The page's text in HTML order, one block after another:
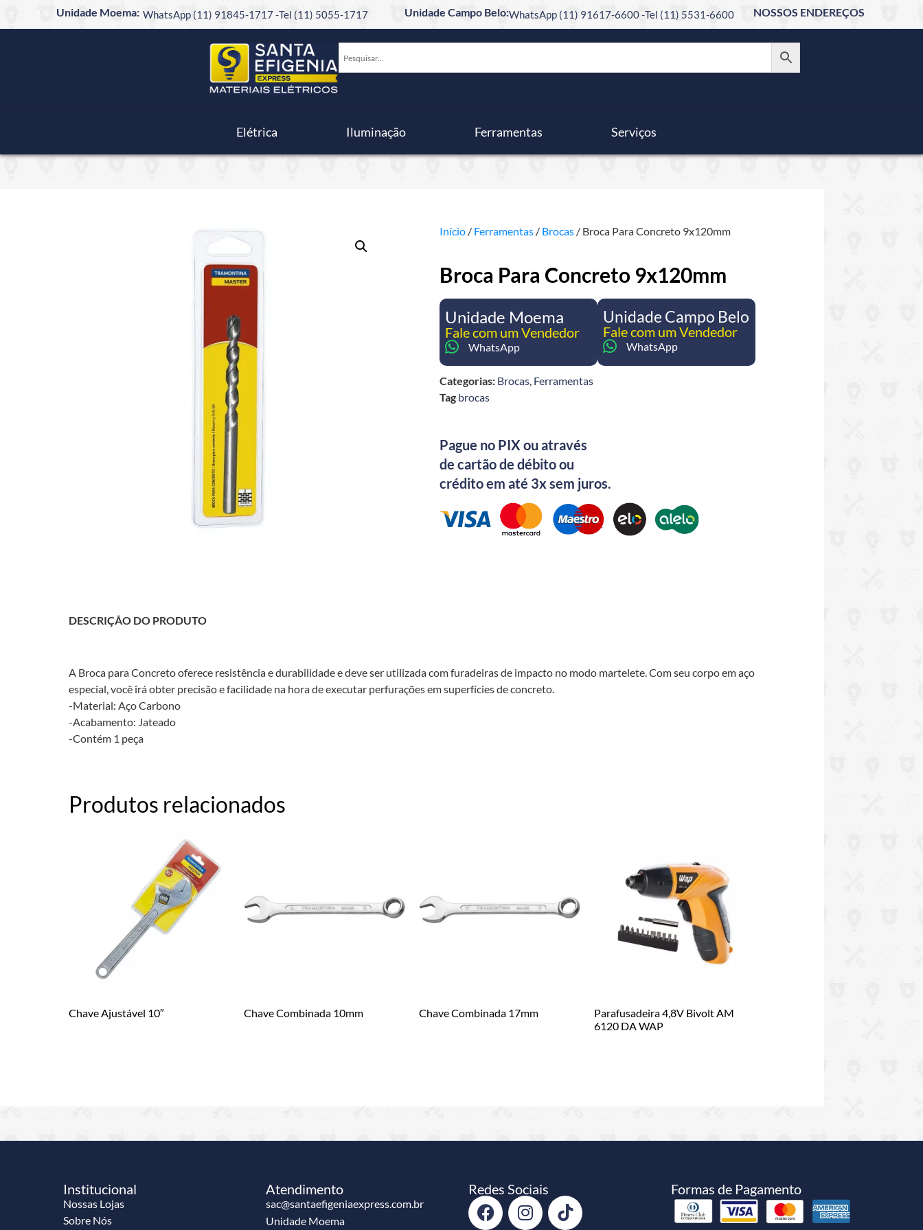
Unidade Moema: WhatsApp (11) 91845-1717 -Tel (11) 5055-1717 Unidade Campo Belo:WhatsApp (11) 91617-6600 -Tel (11) 5531-6600 NOSSOS ENDEREÇOS
Elétrica Iluminação Ferramentas Serviços
Início / Ferramentas / Brocas / Broca Para Concreto 9x120mm
Broca Para Concreto 9x120mm
Unidade Moema
Fale com um Vendedor
WhatsApp
Unidade Campo Belo
Fale com um Vendedor
WhatsApp
Categorias: Brocas Ferramentas
Tag brocas
Pague no PIX ou através
de cartão de débito ou
crédito em até 3x sem juros.
DESCRIÇÃO DO PRODUTO
A Broca para Concreto oferece resistência e durabilidade e deve ser utilizada com furadeiras de impacto no modo martelete. Com seu corpo em aço
especial, você irá obter precisão e facilidade na hora de executar perfurações em superfícies de concreto.
-Material: Aço Carbono
-Acabamento: Jateado
-Contém 1 peça
Produtos relacionados
Chave Ajustável 10″ Chave Combinada 10mm Chave Combinada 17mm
Parafusadeira 4,8V Bivolt AM
6120 DA WAP
Institucional
Nossas Lojas
Sobre Nós
Atendimento
sac@santaefigeniaexpress.com.br
Unidade Moema
Redes Sociais Formas de Pagamento